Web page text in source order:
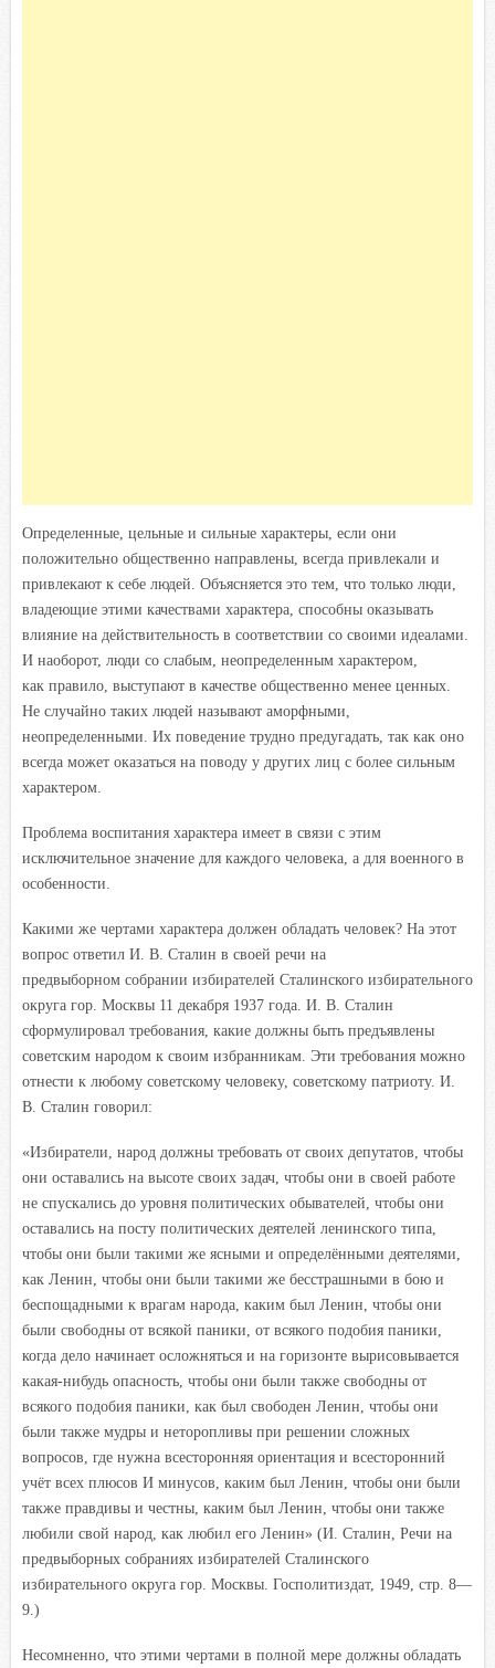
Определенные, цельные и сильные характеры, если они
положительно общественно направлены, всегда привлекали и
привлекают к себе людей. Объясняется это тем, что только люди,
владеющие этими качествами характера, способны оказывать
влияние на действительность в соответствии со своими идеалами.
И наоборот, люди со слабым, неопределенным характером,
как правило, выступают в качестве общественно менее ценных.
Не случайно таких людей называют аморфными,
неопределенными. Их поведение трудно предугадать, так как оно
всегда может оказаться на поводу у других лиц с более сильным
характером.
Проблема воспитания характера имеет в связи с этим
исключительное значение для каждого человека, а для военного в
особенности.
Какими же чертами характера должен обладать человек? На этот
вопрос ответил И. В. Сталин в своей речи на
предвыборном собрании избирателей Сталинского избирательного
округа гор. Москвы 11 декабря 1937 года. И. В. Сталин
сформулировал требования, какие должны быть предъявлены
советским народом к своим избранникам. Эти требования можно
отнести к любому советскому человеку, советскому патриоту. И.
В. Сталин говорил:
«Избиратели, народ должны требовать от своих депутатов, чтобы
они оставались на высоте своих задач, чтобы они в своей работе
не спускались до уровня политических обывателей, чтобы они
оставались на посту политических деятелей ленинского типа,
чтобы они были такими же ясными и определёнными деятелями,
как Ленин, чтобы они были такими же бесстрашными в бою и
беспощадными к врагам народа, каким был Ленин, чтобы они
были свободны от всякой паники, от всякого подобия паники,
когда дело начинает осложняться и на горизонте вырисовывается
какая-нибудь опасность, чтобы они были также свободны от
всякого подобия паники, как был свободен Ленин, чтобы они
были также мудры и неторопливы при решении сложных
вопросов, где нужна всесторонняя ориентация и всесторонний
учёт всех плюсов И минусов, каким был Ленин, чтобы они были
также правдивы и честны, каким был Ленин, чтобы они также
любили свой народ, как любил его Ленин» (И. Сталин, Речи на
предвыборных собраниях избирателей Сталинского
избирательного округа гор. Москвы. Госполитиздат, 1949, стр. 8—
9.)
Несомненно, что этими чертами в полной мере должны обладать